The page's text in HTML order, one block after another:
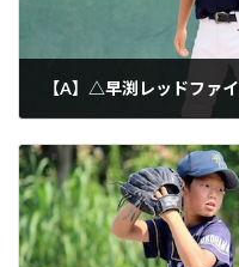
【A】△早渕レッドファ